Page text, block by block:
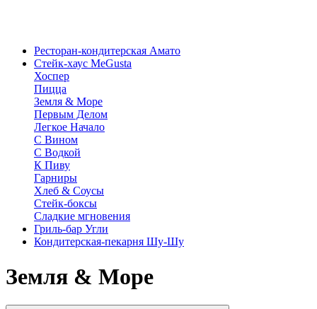
Ресторан-кондитерская Амато
Стейк-хаус MeGusta
Хоспер
Пицца
Земля & Море
Первым Делом
Легкое Начало
С Вином
С Водкой
К Пиву
Гарниры
Хлеб & Соусы
Стейк-боксы
Сладкие мгновения
Гриль-бар Угли
Кондитерская-пекарня Шу-Шу
Земля & Море